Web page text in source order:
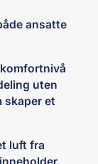
ansatte
uten
skaper et
luft fra